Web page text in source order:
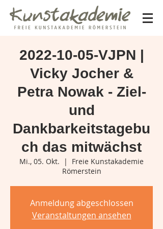
2022-10-05-VJPN |
Vicky Jocher &
Petra Nowak - Ziel-
und
Dankbarkeitstagebu
ch das mitwächst
Mi., 05. Okt.
  |
Freie Kunstakademie
Römerstein
Anmeldung abgeschlossen
Veranstaltungen ansehen